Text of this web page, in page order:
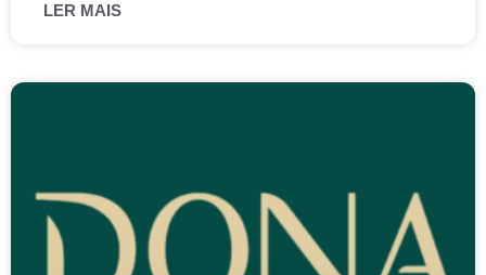
LER MAIS